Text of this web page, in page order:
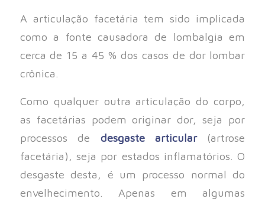
A articulação facetária tem sido implicada
como a fonte causadora de lombalgia em
cerca de 15 a 45 % dos casos de dor lombar
crônica.
Como qualquer outra articulação do corpo,
as facetárias podem originar dor, seja por
processos de desgaste articular(artrose
facetária), seja por estados inflamatórios. O
desgaste desta, é um processo normal do
envelhecimento. Apenas em algumas